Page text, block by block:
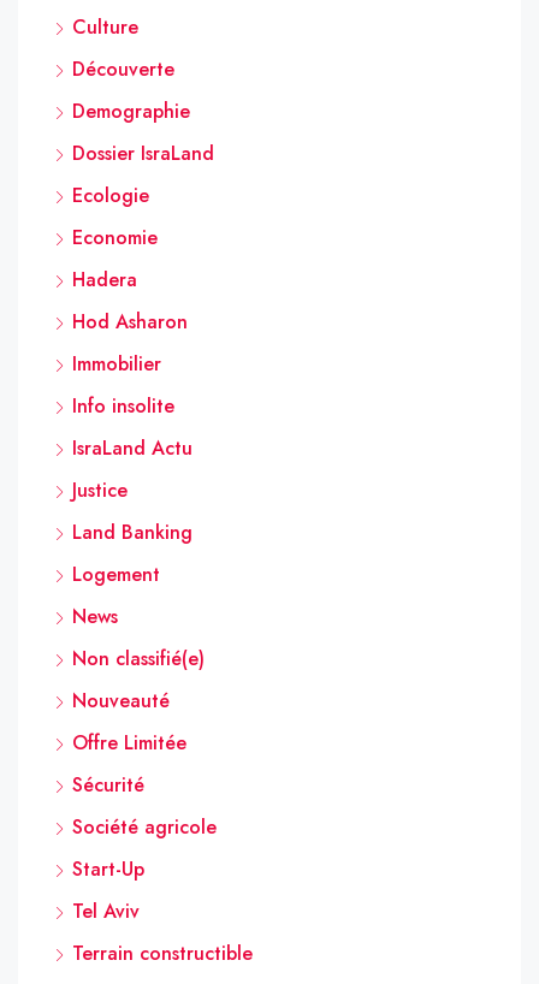
Culture
Découverte
Demographie
Dossier IsraLand
Ecologie
Economie
Hadera
Hod Asharon
Immobilier
Info insolite
IsraLand Actu
Justice
Land Banking
Logement
News
Non classifié(e)
Nouveauté
Offre Limitée
Sécurité
Société agricole
Start-Up
Tel Aviv
Terrain constructible